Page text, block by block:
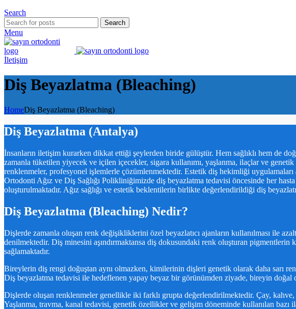
Search
Search
Menu
İletişim
Diş Beyazlatma (Bleaching)
HomeDiş Beyazlatma (Bleaching)
Diş Beyazlatma (Antalya)
İnsanların iletişim kurarken dikkat ettiği şeylerden biride gülüştür. Hem sağlıklı hem de
zamanla tüketilen yiyecek ve içilen içecekler, sigara kullanımı, yaşlanma, ilaçlar ve
renklenmeler, profesyonel işlemlerle çözümlenmektedir. Estetik diş hekimliği uygulamaları
Ortodonti Ağız ve Diş Sağlığı Polikliniğimizde diş beyazlatma tedavisi öncesinde her
oluşturulmaktadır. Ağız sağlığı ve estetik beklentilerin birlikte değerlendirildiği diş
Diş Beyazlatma (Bleaching) Nedir?
Dişlerde zamanla oluşan renk değişikliklerini özel beyazlatıcı ajanların kullanılması ile
denilmektedir. Diş minesini aşındırmaktansa diş dokusundaki renk oluşturan pigmentlerin
sağlamaktadır.
Bireylerin diş rengi doğuştan aynı olmazken, kimilerinin dişleri genetik olarak daha sarı
Diş beyazlatma tedavisi ile hedeflenen yapay beyaz bir görünümden ziyade, bireyin doğal
Dişlerde oluşan renklenmeler genellikle iki farklı grupta değerlendirilmektedir. Çay,
Yaşlanma, travma, kanal tedavisi, genetik özellikler ve gelişim döneminde kullanılan